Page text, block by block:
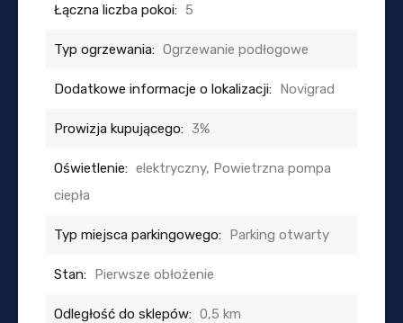
Łączna liczba pokoi: 5
Typ ogrzewania: Ogrzewanie podłogowe
Dodatkowe informacje o lokalizacji: Novigrad
Prowizja kupującego: 3%
Oświetlenie: elektryczny, Powietrzna pompa
ciepła
Typ miejsca parkingowego: Parking otwarty
Stan: Pierwsze obłożenie
Odległość do sklepów: 0,5 km